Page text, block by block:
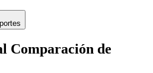
Comparación de